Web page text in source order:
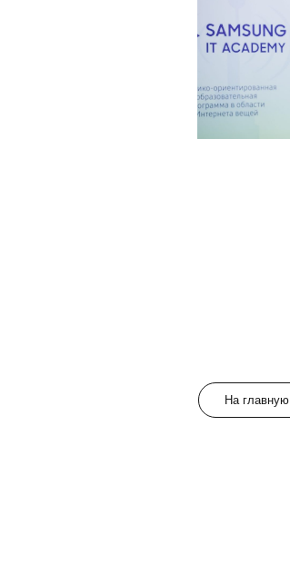
На главную